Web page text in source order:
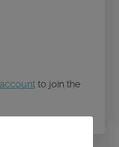
to join the